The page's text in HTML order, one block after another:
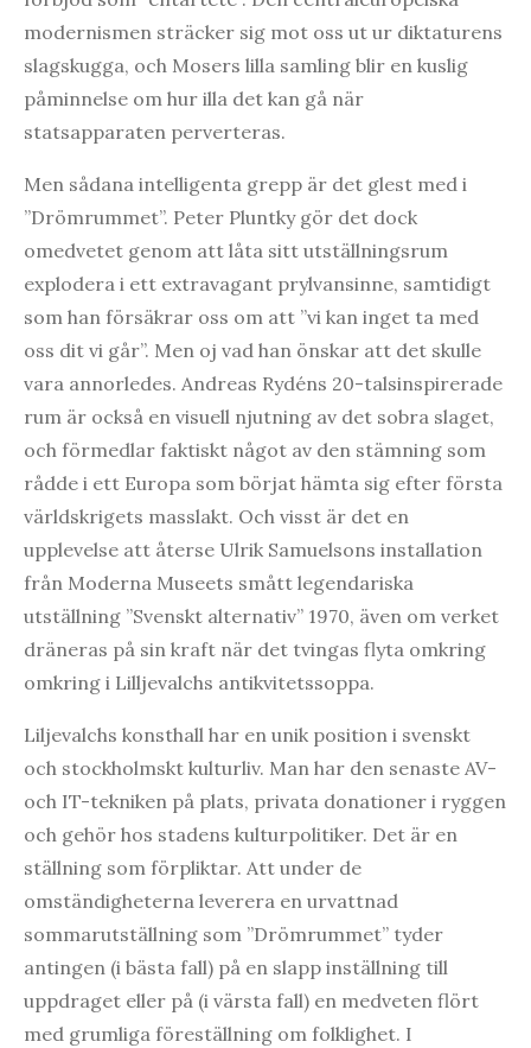
modernismen sträcker sig mot oss ut ur diktaturens
slagskugga, och Mosers lilla samling blir en kuslig
påminnelse om hur illa det kan gå när
statsapparaten perverteras.
Men sådana intelligenta grepp är det glest med i
”Drömrummet”. Peter Pluntky gör det dock
omedvetet genom att låta sitt utställningsrum
explodera i ett extravagant prylvansinne, samtidigt
som han försäkrar oss om att ”vi kan inget ta med
oss dit vi går”. Men oj vad han önskar att det skulle
vara annorledes. Andreas Rydéns 20-talsinspirerade
rum är också en visuell njutning av det sobra slaget,
och förmedlar faktiskt något av den stämning som
rådde i ett Europa som börjat hämta sig efter första
världskrigets masslakt. Och visst är det en
upplevelse att återse Ulrik Samuelsons installation
från Moderna Museets smått legendariska
utställning ”Svenskt alternativ” 1970, även om verket
dräneras på sin kraft när det tvingas flyta omkring
omkring i Lilljevalchs antikvitetssoppa.
Liljevalchs konsthall har en unik position i svenskt
och stockholmskt kulturliv. Man har den senaste AV-
och IT-tekniken på plats, privata donationer i ryggen
och gehör hos stadens kulturpolitiker. Det är en
ställning som förpliktar. Att under de
omständigheterna leverera en urvattnad
sommarutställning som ”Drömrummet” tyder
antingen (i bästa fall) på en slapp inställning till
uppdraget eller på (i värsta fall) en medveten flört
med grumliga föreställning om folklighet. I